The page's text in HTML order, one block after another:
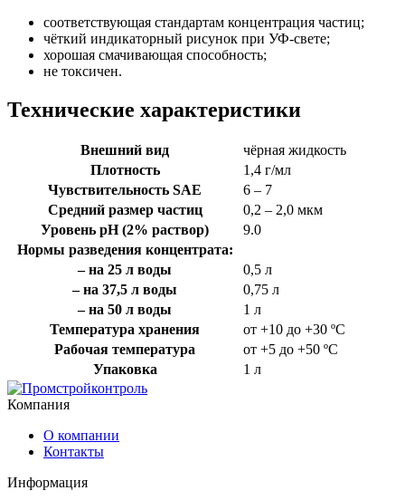
соответствующая стандартам концентрация частиц;
чёткий индикаторный рисунок при УФ-свете;
хорошая смачивающая способность;
не токсичен.
Технические характеристики
Внешний вид
чёрная жидкость
Плотность
1,4 г/мл
Чувствительность SAE
6 – 7
Средний размер частиц
0,2 – 2,0 мкм
Уровень рН (2% раствор)
9.0
Нормы разведения концентрата:
– на 25 л воды
0,5 л
– на 37,5 л воды
0,75 л
– на 50 л воды
1 л
Температура хранения
от +10 до +30 ºС
Рабочая температура
от +5 до +50 ºС
Упаковка
1 л
Компания
О компании
Контакты
Информация